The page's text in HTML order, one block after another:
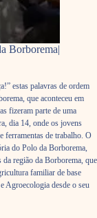
Borborema|
estas palavras de ordem
que aconteceu em
fizeram parte de uma
dia 14, onde os jovens
ferramentas de trabalho. O
do Polo da Borborema,
região da Borborema, que
familiar de base
Agroecologia desde o seu